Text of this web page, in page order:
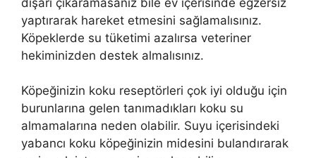
yaptırarak hareket etmesini sağlamalısınız.
Köpeklerde su tüketimi azalırsa veteriner
hekiminizden destek almalısınız.
Köpeğinizin koku reseptörleri çok iyi olduğu için
burunlarına gelen tanımadıkları koku su
almamalarına neden olabilir. Suyu içerisindeki
yabancı koku köpeğinizin midesini bulandırarak